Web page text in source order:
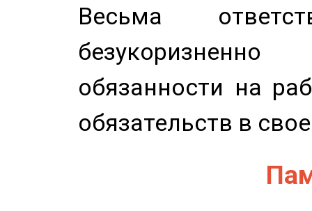
Весьма
обязанности на
обязательств в